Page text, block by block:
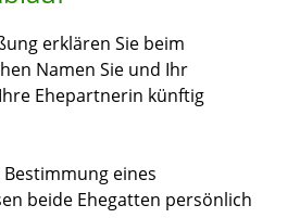
erklären Sie beim
Namen Sie und Ihr
Ehepartnerin künftig
eines
beide Ehegatten persönlich